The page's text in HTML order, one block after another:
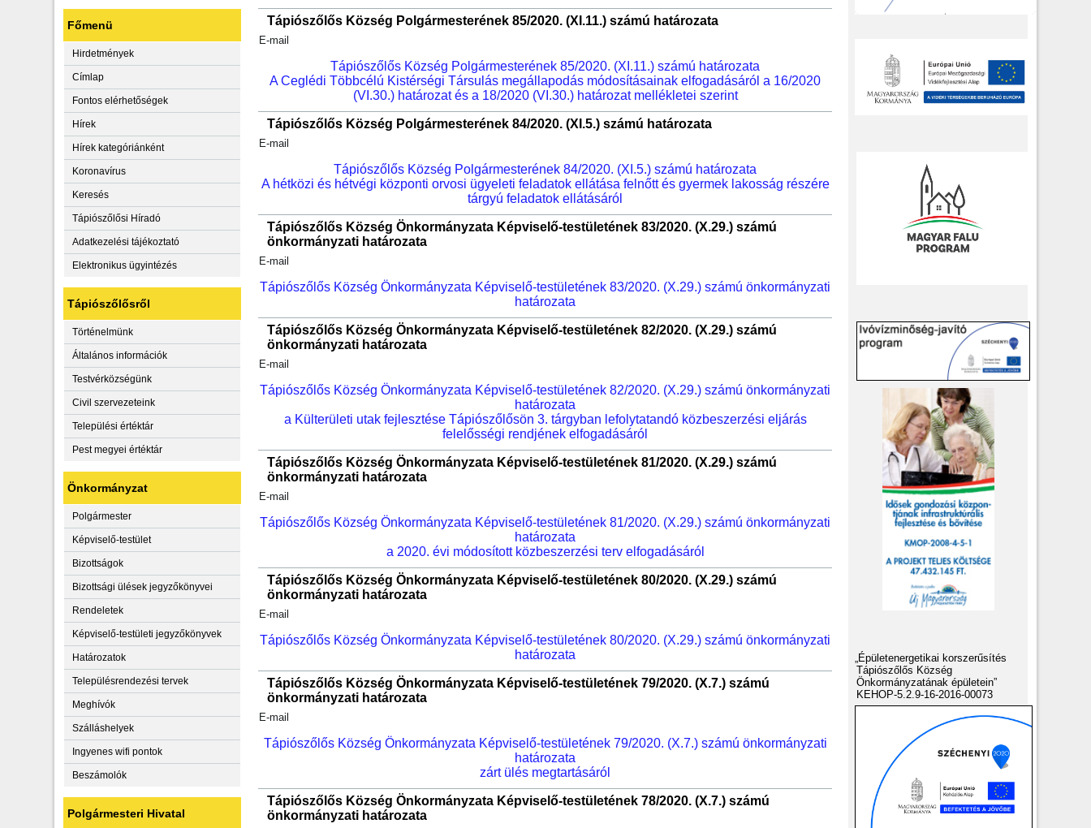
Főmenü
Hirdetmények
Címlap
Fontos elérhetőségek
Hírek
Hírek kategóriánként
Koronavírus
Keresés
Tápiószőlősi Híradó
Adatkezelési tájékoztató
Elektronikus ügyintézés
Tápiószőlősről
Történelmünk
Általános információk
Testvérközségünk
Civil szervezeteink
Települési értéktár
Pest megyei értéktár
Önkormányzat
Polgármester
Képviselő-testület
Bizottságok
Bizottsági ülések jegyzőkönyvei
Rendeletek
Képviselő-testületi jegyzőkönyvek
Határozatok
Településrendezési tervek
Meghívók
Szálláshelyek
Ingyenes wifi pontok
Beszámolók
Polgármesteri Hivatal
Tápiószőlős Község Polgármesterének 85/2020. (XI.11.) számú határozata
E-mail
Tápiószőlős Község Polgármesterének 85/2020. (XI.11.) számú határozata
A Ceglédi Többcélú Kistérségi Társulás megállapodás módosításainak elfogadásáról a 16/2020
(VI.30.) határozat és a 18/2020 (VI.30.) határozat mellékletei szerint
Tápiószőlős Község Polgármesterének 84/2020. (XI.5.) számú határozata
E-mail
Tápiószőlős Község Polgármesterének 84/2020. (XI.5.) számú határozata
A hétközi és hétvégi központi orvosi ügyeleti feladatok ellátása felnőtt és gyermek lakosság részére
tárgyú feladatok ellátásáról
Tápiószőlős Község Önkormányzata Képviselő-testületének 83/2020. (X.29.) számú
önkormányzati határozata
E-mail
Tápiószőlős Község Önkormányzata Képviselő-testületének 83/2020. (X.29.) számú önkormányzati
határozata
Tápiószőlős Község Önkormányzata Képviselő-testületének 82/2020. (X.29.) számú
önkormányzati határozata
E-mail
Tápiószőlős Község Önkormányzata Képviselő-testületének 82/2020. (X.29.) számú önkormányzati
határozata
a Külterületi utak fejlesztése Tápiószőlősön 3. tárgyban lefolytatandó közbeszerzési eljárás
felelősségi rendjének elfogadásáról
Tápiószőlős Község Önkormányzata Képviselő-testületének 81/2020. (X.29.) számú
önkormányzati határozata
E-mail
Tápiószőlős Község Önkormányzata Képviselő-testületének 81/2020. (X.29.) számú önkormányzati
határozata
a 2020. évi módosított közbeszerzési terv elfogadásáról
Tápiószőlős Község Önkormányzata Képviselő-testületének 80/2020. (X.29.) számú
önkormányzati határozata
E-mail
Tápiószőlős Község Önkormányzata Képviselő-testületének 80/2020. (X.29.) számú önkormányzati
határozata
Tápiószőlős Község Önkormányzata Képviselő-testületének 79/2020. (X.7.) számú
önkormányzati határozata
E-mail
Tápiószőlős Község Önkormányzata Képviselő-testületének 79/2020. (X.7.) számú önkormányzati
határozata
zárt ülés megtartásáról
Tápiószőlős Község Önkormányzata Képviselő-testületének 78/2020. (X.7.) számú
önkormányzati határozata
„Épületenergetikai korszerűsítés
Tápiószőlős Község
Önkormányzatának épületein”
KEHOP-5.2.9-16-2016-00073